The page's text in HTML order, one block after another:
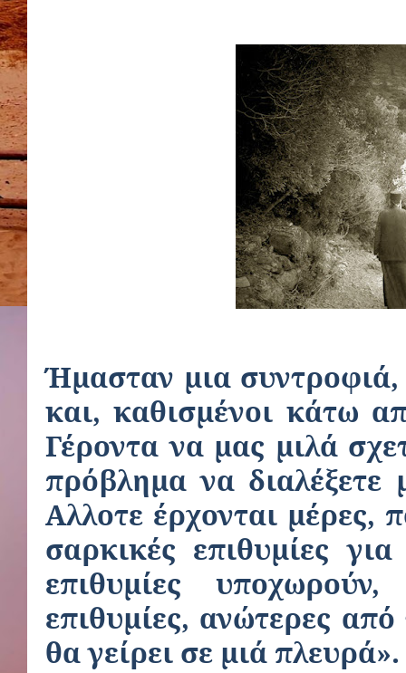
Ήμασταν μια συντροφιά,
και, καθισμένοι κάτω
Γέροντα να μας μιλά
πρόβλημα να διαλέξετε
Αλλοτε έρχονται μέρες,
σαρκικές επιθυμίες
επιθυμίες
επιθυμίες, ανώτερες
θα γείρει σε μιά πλευρά».